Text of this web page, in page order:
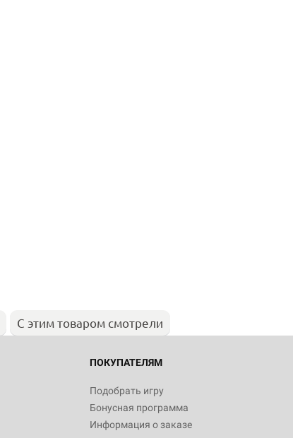
С этим товаром смотрели
ПОКУПАТЕЛЯМ
Подобрать игру
Бонусная программа
Информация о заказе